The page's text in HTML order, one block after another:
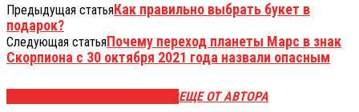
Предыдущая статьяКак правильно выбрать букет в
подарок?
Следующая статьяПочему переход планеты Марс в знак
Скорпиона с 30 октября 2021 года назвали опасным
ЕЩЕ ОТ АВТОРА